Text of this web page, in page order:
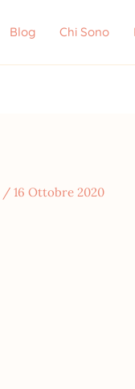
Blog Chi Sono
/ 16 Ottobre 2020